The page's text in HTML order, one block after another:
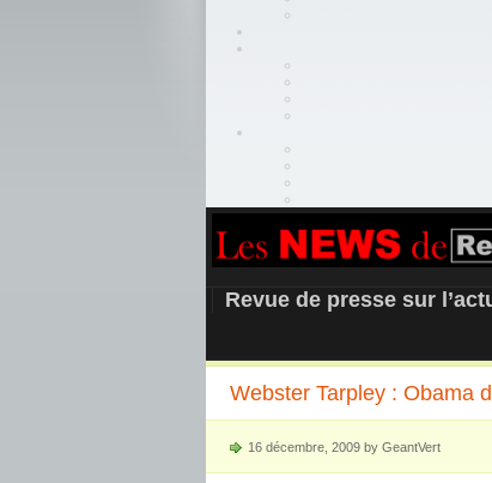
REOPEN911
Revue de presse sur
Webster Tarpley : Obama
16 décembre, 2009 by GeantVert